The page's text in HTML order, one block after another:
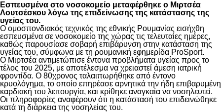
Εσπευσμένα στο νοσοκομείο μεταφέρθηκε ο Μιρτσέα
Λουτσέσκου λόγω της επιδείνωσης της κατάστασης της
υγείας του.
Ο ομοσπονδιακός τεχνικός της εθνικής Ρουμανίας εισήχθη
εσπευσμένα σε νοσοκομείο της χώρας τις τελευταίες ημέρες,
καθώς παρουσίασε σοβαρή επιβάρυνση στην κατάσταση της
υγείας του, σύμφωνα με τη ρουμανική εφημερίδα ProSport.
Ο Μιρτσέα αντιμετώπισε έντονα προβλήματα υγείας προς το
τέλος του 2025, με αποτέλεσμα να χρειαστεί άμεση ιατρική
φροντίδα. Ο 80χρονος ταλαιπωρήθηκε από έντονο
κρυολόγημα, το οποίο επηρέασε αρνητικά την ήδη επιβαρυμένη
καρδιακή του λειτουργία, και κρίθηκε αναγκαία να νοσηλευτεί.
Οι πληροφορίες αναφέρουν ότι η κατάστασή του επιδεινώθηκε
κατά τη διάρκεια της νοσηλείας του.